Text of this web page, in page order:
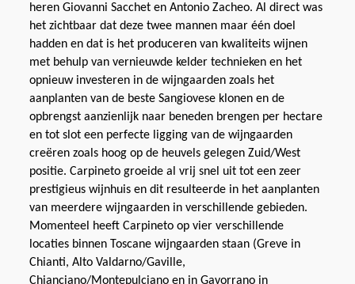
heren Giovanni Sacchet en Antonio Zacheo. Al direct was
het zichtbaar dat deze twee mannen maar één doel
hadden en dat is het produceren van kwaliteits wijnen
met behulp van vernieuwde kelder technieken en het
opnieuw investeren in de wijngaarden zoals het
aanplanten van de beste Sangiovese klonen en de
opbrengst aanzienlijk naar beneden brengen per hectare
en tot slot een perfecte ligging van de wijngaarden
creëren zoals hoog op de heuvels gelegen Zuid/West
positie. Carpineto groeide al vrij snel uit tot een zeer
prestigieus wijnhuis en dit resulteerde in het aanplanten
van meerdere wijngaarden in verschillende gebieden.
Momenteel heeft Carpineto op vier verschillende
locaties binnen Toscane wijngaarden staan (Greve in
Chianti, Alto Valdarno/Gaville,
Chianciano/Montepulciano en in Gavorrano in